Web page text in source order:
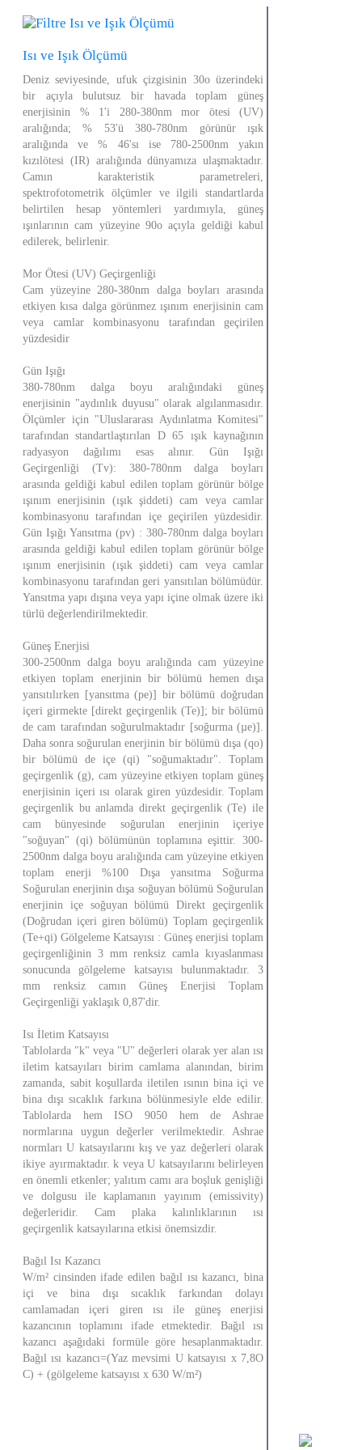
Isı ve Işık Ölçümü
Deniz seviyesinde, ufuk çizgisinin 30o üzerindeki
bir açıyla bulutsuz bir havada toplam güneş
enerjisinin % 1'i 280-380nm mor ötesi (UV)
aralığında; % 53'ü 380-780nm görünür ışık
aralığında ve % 46'sı ise 780-2500nm yakın
kızılötesi (IR) aralığında dünyamıza ulaşmaktadır.
Camın karakteristik parametreleri,
spektrofotometrik ölçümler ve ilgili standartlarda
belirtilen hesap yöntemleri yardımıyla, güneş
ışınlarının cam yüzeyine 90o açıyla geldiği kabul
edilerek, belirlenir.
Mor Ötesi (UV) Geçirgenliği
Cam yüzeyine 280-380nm dalga boyları arasında
etkiyen kısa dalga görünmez ışınım enerjisinin cam
veya camlar kombinasyonu tarafından geçirilen
yüzdesidir
Gün Işığı
380-780nm dalga boyu aralığındaki güneş
enerjisinin "aydınlık duyusu" olarak algılanmasıdır.
Ölçümler için "Uluslararası Aydınlatma Komitesi"
tarafından standartlaştırılan D 65 ışık kaynağının
radyasyon dağılımı esas alınır. Gün Işığı
Geçirgenliği (Tv): 380-780nm dalga boyları
arasında geldiği kabul edilen toplam görünür bölge
ışınım enerjisinin (ışık şiddeti) cam veya camlar
kombinasyonu tarafından içe geçirilen yüzdesidir.
Gün Işığı Yansıtma (pv) : 380-780nm dalga boyları
arasında geldiği kabul edilen toplam görünür bölge
ışınım enerjisinin (ışık şiddeti) cam veya camlar
kombinasyonu tarafından geri yansıtılan bölümüdür.
Yansıtma yapı dışına veya yapı içine olmak üzere iki
türlü değerlendirilmektedir.
Güneş Enerjisi
300-2500nm dalga boyu aralığında cam yüzeyine
etkiyen toplam enerjinin bir bölümü hemen dışa
yansıtılırken [yansıtma (pe)] bir bölümü doğrudan
içeri girmekte [direkt geçirgenlik (Te)]; bir bölümü
de cam tarafından soğurulmaktadır [soğurma (µe)].
Daha sonra soğurulan enerjinin bir bölümü dışa (qo)
bir bölümü de içe (qi) "soğumaktadır". Toplam
geçirgenlik (g), cam yüzeyine etkiyen toplam güneş
enerjisinin içeri ısı olarak giren yüzdesidir. Toplam
geçirgenlik bu anlamda direkt geçirgenlik (Te) ile
cam bünyesinde soğurulan enerjinin içeriye
"soğuyan" (qi) bölümünün toplamına eşittir. 300-
2500nm dalga boyu aralığında cam yüzeyine etkiyen
toplam enerji %100 Dışa yansıtma Soğurma
Soğurulan enerjinin dışa soğuyan bölümü Soğurulan
enerjinin içe soğuyan bölümü Direkt geçirgenlik
(Doğrudan içeri giren bölümü) Toplam geçirgenlik
(Te+qi) Gölgeleme Katsayısı : Güneş enerjisi toplam
geçirgenliğinin 3 mm renksiz camla kıyaslanması
sonucunda gölgeleme katsayısı bulunmaktadır. 3
mm renksiz camın Güneş Enerjisi Toplam
Geçirgenliği yaklaşık 0,87'dir.
Isı İletim Katsayısı
Tablolarda "k" veya "U" değerleri olarak yer alan ısı
iletim katsayıları birim camlama alanından, birim
zamanda, sabit koşullarda iletilen ısının bina içi ve
bina dışı sıcaklık farkına bölünmesiyle elde edilir.
Tablolarda hem ISO 9050 hem de Ashrae
normlarına uygun değerler verilmektedir. Ashrae
normları U katsayılarını kış ve yaz değerleri olarak
ikiye ayırmaktadır. k veya U katsayılarını belirleyen
en önemli etkenler; yalıtım camı ara boşluk genişliği
ve dolgusu ile kaplamanın yayınım (emissivity)
değerleridir. Cam plaka kalınlıklarının ısı
geçirgenlik katsayılarına etkisi önemsizdir.
Bağıl Isı Kazancı
W/m² cinsinden ifade edilen bağıl ısı kazancı, bina
içi ve bina dışı sıcaklık farkından dolayı
camlamadan içeri giren ısı ile güneş enerjisi
kazancının toplamını ifade etmektedir. Bağıl ısı
kazancı aşağıdaki formüle göre hesaplanmaktadır.
Bağıl ısı kazancı=(Yaz mevsimi U katsayısı x 7,8O
C) + (gölgeleme katsayısı x 630 W/m²)